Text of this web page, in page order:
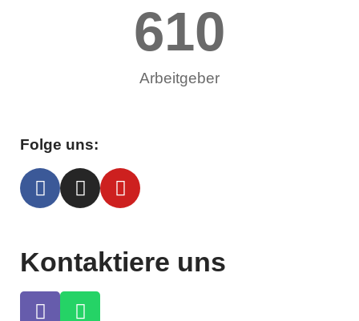
610
Arbeitgeber
Folge uns:
Kontaktiere uns